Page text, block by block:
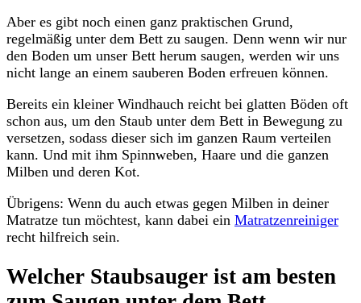
Aber es gibt noch einen ganz praktischen Grund,
regelmäßig unter dem Bett zu saugen. Denn wenn wir nur
den Boden um unser Bett herum saugen, werden wir uns
nicht lange an einem sauberen Boden erfreuen können.
Bereits ein kleiner Windhauch reicht bei glatten Böden oft
schon aus, um den Staub unter dem Bett in Bewegung zu
versetzen, sodass dieser sich im ganzen Raum verteilen
kann. Und mit ihm Spinnweben, Haare und die ganzen
Milben und deren Kot.
Übrigens: Wenn du auch etwas gegen Milben in deiner
Matratze tun möchtest, kann dabei ein Matratzenreiniger
recht hilfreich sein.
Welcher Staubsauger ist am besten